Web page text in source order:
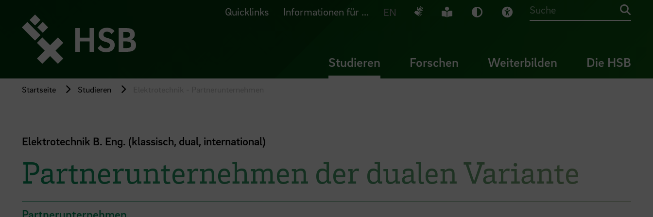
Seiteninhalt
springen
Quicklinks Informationen für ... EN Deutsche Gebärdensprache
Leichte Sprache
Dunkel-Modus
Visuelle Hilfe
Suche
Studieren Forschen Weiterbilden Die HSB
Startseite Studieren
Elektrotechnik B. Eng. (klassisch, dual, international)
Partnerunternehmen der dualen Variante
Partnerunternehmen